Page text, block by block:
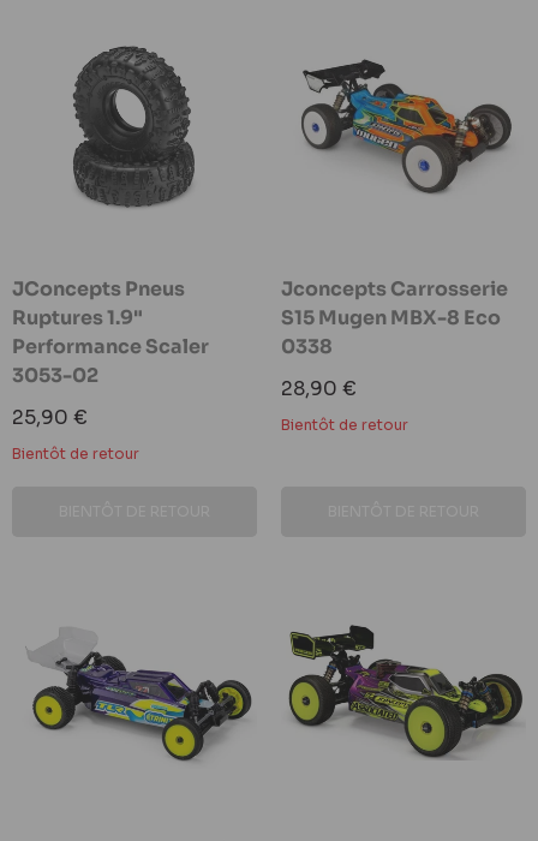
JConcepts Pneus
Ruptures 1.9"
Performance Scaler
3053-02
Prix
réduit
25,90 €
Bientôt de retour
Jconcepts Carrosserie
S15 Mugen MBX-8 Eco
0338
Prix
réduit
28,90 €
Bientôt de retour